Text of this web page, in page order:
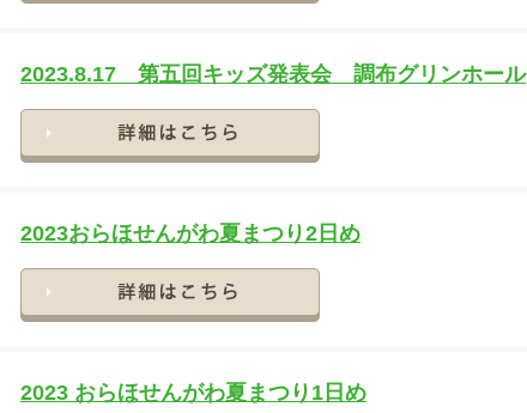
2023.8.17 第五回キッズ発表会 調布グリンホール
2023おらほせんがわ夏まつり2日め
2023 おらほせんがわ夏まつり1日め